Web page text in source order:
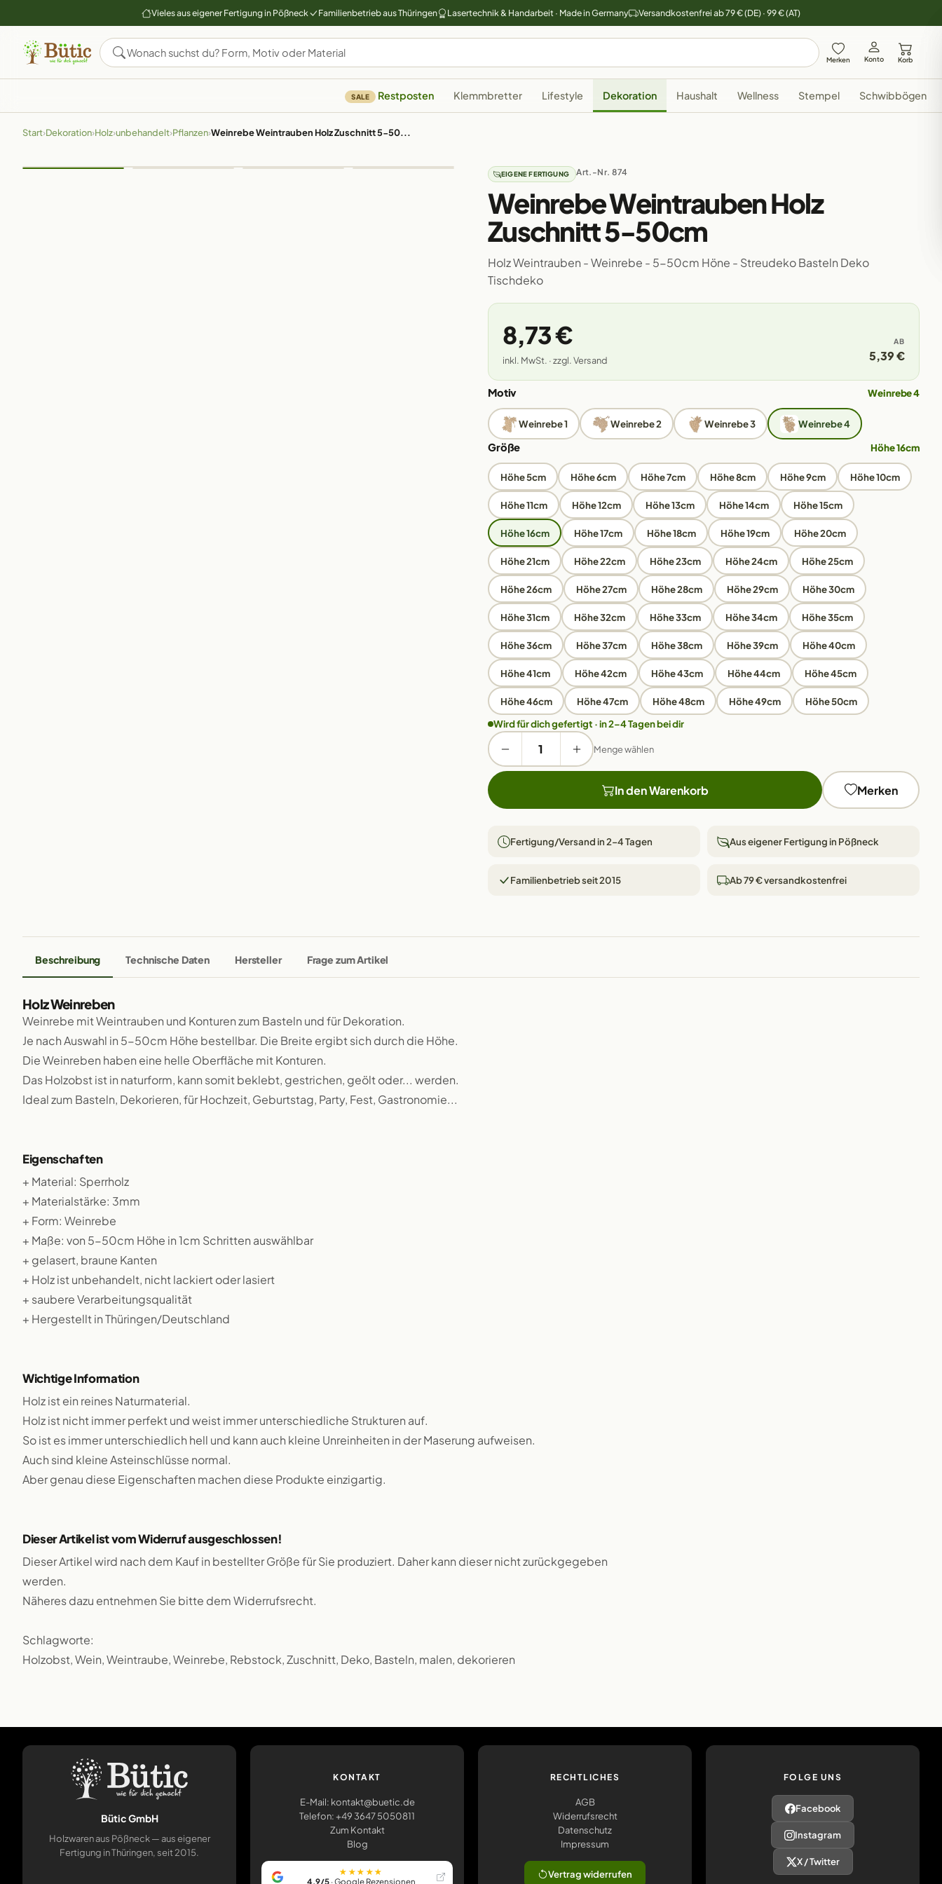
Vieles aus eigener Fertigung in Pößneck Familienbetrieb aus Thüringen Lasertechnik & Handarbeit · Made in Germany Versandkostenfrei ab 79 € (DE) · 99 € (AT)
Merken Konto Korb
SALE Restposten Klemmbretter Lifestyle Dekoration Haushalt Wellness Stempel Schwibbögen
Start›Dekoration›Holz›unbehandelt›Pflanzen›Weinrebe Weintrauben Holz Zuschnitt 5-50...
EIGENE FERTIGUNG Art.-Nr. 874
Weinrebe Weintrauben Holz
Zuschnitt 5-50cm
Holz Weintrauben - Weinrebe - 5-50cm Höne - Streudeko Basteln Deko
Tischdeko
8,73 €
inkl. MwSt. · zzgl. Versand
AB
5,39 €
Motiv Weinrebe 4
Weinrebe 1 Weinrebe 2 Weinrebe 3 Weinrebe 4
Größe Höhe 16cm
Höhe 5cm Höhe 6cm Höhe 7cm Höhe 8cm Höhe 9cm Höhe 10cm
Höhe 11cm Höhe 12cm Höhe 13cm Höhe 14cm Höhe 15cm
Höhe 16cm Höhe 17cm Höhe 18cm Höhe 19cm Höhe 20cm
Höhe 21cm Höhe 22cm Höhe 23cm Höhe 24cm Höhe 25cm
Höhe 26cm Höhe 27cm Höhe 28cm Höhe 29cm Höhe 30cm
Höhe 31cm Höhe 32cm Höhe 33cm Höhe 34cm Höhe 35cm
Höhe 36cm Höhe 37cm Höhe 38cm Höhe 39cm Höhe 40cm
Höhe 41cm Höhe 42cm Höhe 43cm Höhe 44cm Höhe 45cm
Höhe 46cm Höhe 47cm Höhe 48cm Höhe 49cm
Höhe 50cm
Wird für dich gefertigt · in 2–4 Tagen bei dir
Menge wählen
In den Warenkorb Merken
Fertigung/Versand in 2–4 Tagen Aus eigener Fertigung in Pößneck
Familienbetrieb seit 2015 Ab 79 € versandkostenfrei
Beschreibung Technische Daten Hersteller Frage zum Artikel
Holz Weinreben
Weinrebe mit Weintrauben und Konturen zum Basteln und für Dekoration.
Je nach Auswahl in 5-50cm Höhe bestellbar. Die Breite ergibt sich durch die Höhe.
Die Weinreben haben eine helle Oberfläche mit Konturen.
Das Holzobst ist in naturform, kann somit beklebt, gestrichen, geölt oder... werden.
Ideal zum Basteln, Dekorieren, für Hochzeit, Geburtstag, Party, Fest, Gastronomie...
Eigenschaften
+ Material: Sperrholz
+ Materialstärke: 3mm
+ Form: Weinrebe
+ Maße: von 5-50cm Höhe in 1cm Schritten auswählbar
+ gelasert, braune Kanten
+ Holz ist unbehandelt, nicht lackiert oder lasiert
+ saubere Verarbeitungsqualität
+ Hergestellt in Thüringen/Deutschland
Wichtige Information
Holz ist ein reines Naturmaterial.
Holz ist nicht immer perfekt und weist immer unterschiedliche Strukturen auf.
So ist es immer unterschiedlich hell und kann auch kleine Unreinheiten in der Maserung aufweisen.
Auch sind kleine Asteinschlüsse normal.
Aber genau diese Eigenschaften machen diese Produkte einzigartig.
Dieser Artikel ist vom Widerruf ausgeschlossen!
Dieser Artikel wird nach dem Kauf in bestellter Größe für Sie produziert. Daher kann dieser nicht zurückgegeben
werden.
Näheres dazu entnehmen Sie bitte dem Widerrufsrecht.
Schlagworte:
Holzobst, Wein, Weintraube, Weinrebe, Rebstock, Zuschnitt, Deko, Basteln, malen, dekorieren
Bütic GmbH
Holzwaren aus Pößneck — aus eigener
Fertigung in Thüringen, seit 2015.
KONTAKT
E-Mail: kontakt@buetic.de
Telefon: +49 3647 5050811
Zum Kontakt
Blog
★★★★★
4,9/5 · Google Rezensionen
RECHTLICHES
AGB
Widerrufsrecht
Datenschutz
Impressum
Vertrag widerrufen
FOLGE UNS
Facebook
Instagram
X / Twitter